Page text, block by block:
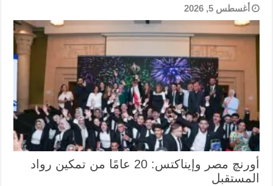
أغسطس 5, 2026
أورنچ مصر وإيناكتس: 20 عامًا من تمكين رواد
المستقبل